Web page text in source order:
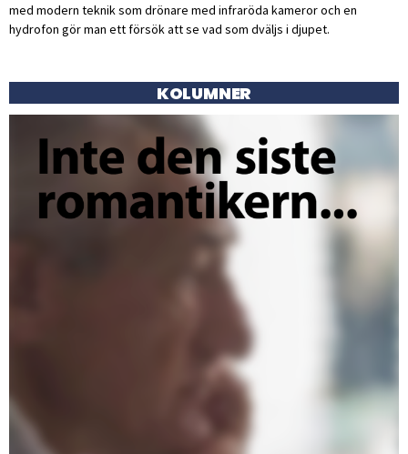
med modern teknik som drönare med infraröda kameror och en
hydrofon gör man ett försök att se vad som dväljs i djupet.
KOLUMNER